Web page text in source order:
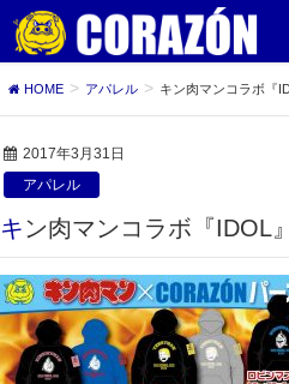
HOME アパレル キン肉マンコラボ『
2017年3月31日
アパレル
キン肉マンコラボ『